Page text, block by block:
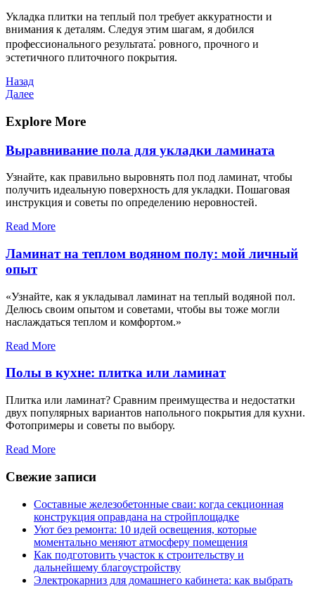
Укладка плитки на теплый пол требует аккуратности и
внимания к деталям. Следуя этим шагам, я добился
профессионального результата⁚ ровного, прочного и
эстетичного плиточного покрытия.
Навигация
по
записям
Предыдущая
запись
Назад
Следующая
Далее
Explore More
Выравнивание пола для укладки ламината
Узнайте, как правильно выровнять пол под ламинат, чтобы
получить идеальную поверхность для укладки. Пошаговая
инструкция и советы по определению неровностей.
Read More
Ламинат на теплом водяном полу: мой личный
опыт
«Узнайте, как я укладывал ламинат на теплый водяной пол.
Делюсь своим опытом и советами, чтобы вы тоже могли
наслаждаться теплом и комфортом.»
Read More
Полы в кухне: плитка или ламинат
Плитка или ламинат? Сравним преимущества и недостатки
двух популярных вариантов напольного покрытия для кухни.
Фотопримеры и советы по выбору.
Read More
Свежие записи
Составные железобетонные сваи: когда секционная
конструкция оправдана на стройплощадке
Уют без ремонта: 10 идей освещения, которые
моментально меняют атмосферу помещения
Как подготовить участок к строительству и
дальнейшему благоустройству
Электрокарниз для домашнего кабинета: как выбрать